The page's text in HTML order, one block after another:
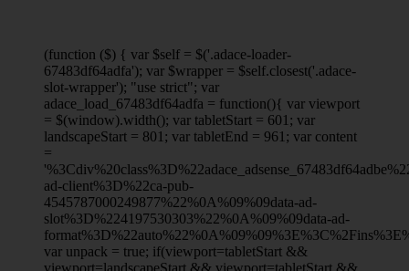
(function ($) { var $self = $('.adace-loader-
67483df64adfa'); var $wrapper = $self.closest('.adace-
slot-wrapper'); "use strict"; var
adace_load_67483df64adfa = function(){ var viewport
= $(window).width(); var tabletStart = 601; var
landscapeStart = 801; var tabletEnd = 961; var content
=
ad-client%3D%22ca-pub-
4545787000249877%22%0A%09%09data-ad-
slot%3D%224197530303%22%0A%09%09data-ad-
var unpack = true; if(viewport=tabletStart &&
viewport=landscapeStart && viewport=tabletStart &&